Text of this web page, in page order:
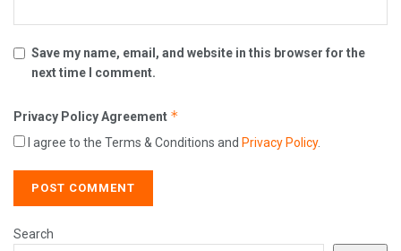
Save my name, email, and website in this browser for the
next time I comment.
Privacy Policy Agreement *
I agree to the Terms & Conditions and Privacy Policy.
Search